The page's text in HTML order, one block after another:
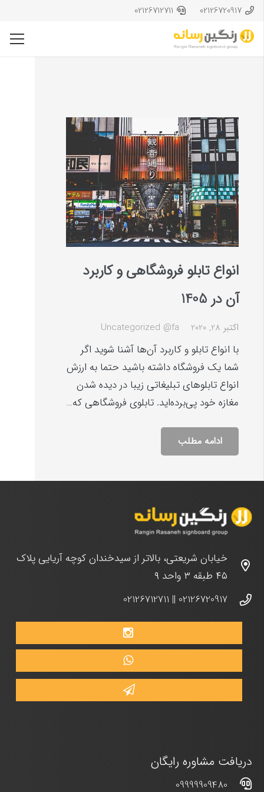
02126720917
02126712711
انواع تابلو فروشگاهی و کاربرد
آن در 1405
اکتبر 28, 2020 Uncategorized @fa
با انواع تابلو و کاربرد آن‌ها آشنا شوید اگر
شما یک فروشگاه داشته باشید حتما به ارزش
انواع تابلوهای تبلیغاتی زیبا در دیده شدن
مغازه خود پی‌برده‌اید. تابلوی فروشگاهی که…
ادامه مطلب
خیابان شریعتی، بالاتر از سیدخندان کوچه آریایی پلاک
۴۵ طبقه ۳ واحد ۹
02126720917
||
02126712711
دریافت مشاوره رایگان
09999909480